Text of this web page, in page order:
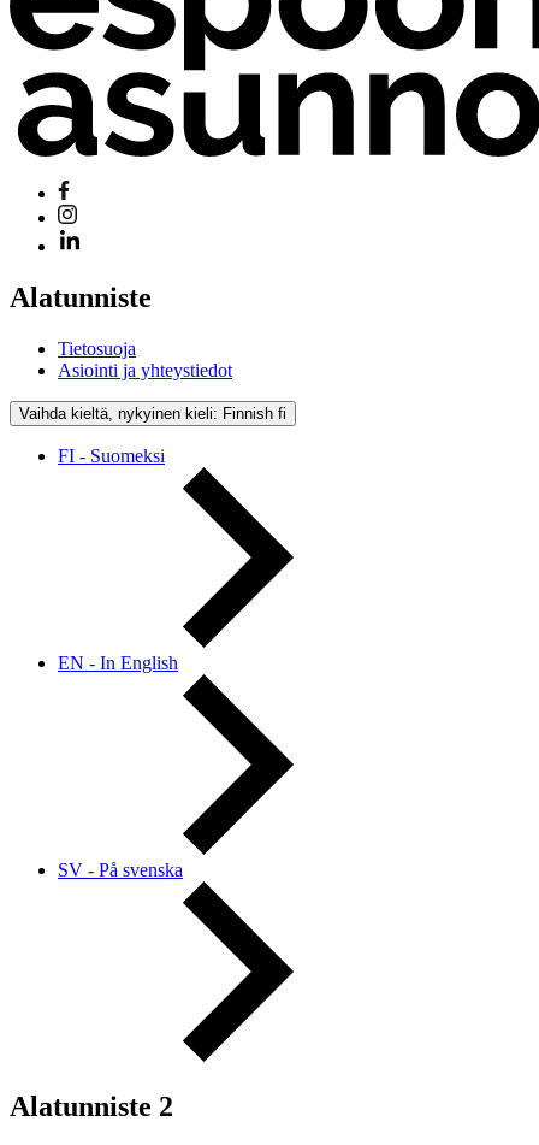
Alatunniste
Tietosuoja
Asiointi ja yhteystiedot
Vaihda kieltä, nykyinen kieli: Finnish fi
FI - Suomeksi
EN - In English
SV - På svenska
Alatunniste 2